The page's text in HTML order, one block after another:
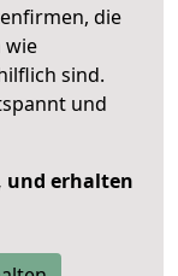
die
wie
sind.
und
und erhalten